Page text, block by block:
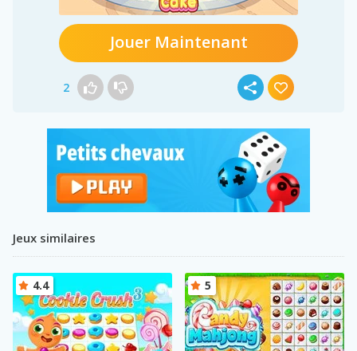
Jouer Maintenant
2
Jeux similaires
4.4 5